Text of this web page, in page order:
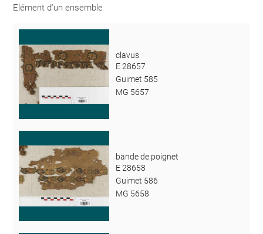
Elément d'un ensemble
clavus
E 28657
Guimet 585
MG 5657
bande de poignet
E 28658
Guimet 586
MG 5658